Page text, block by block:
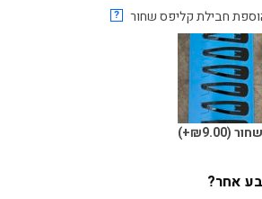
חבילת קליפס שחור ?
(₪9.00+)
אחר?